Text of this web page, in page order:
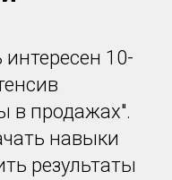
10-
в продажах".
навыки
результаты